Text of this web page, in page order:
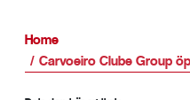
Home
Carvoeiro Clube Group